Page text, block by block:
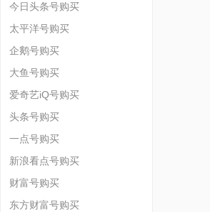
今日头条号购买
太平洋号购买
企鹅号购买
大鱼号购买
爱奇艺iQ号购买
头条号购买
一点号购买
新浪看点号购买
财富号购买
东方财富号购买